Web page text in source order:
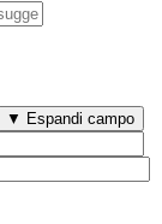
▼ Espandi campo